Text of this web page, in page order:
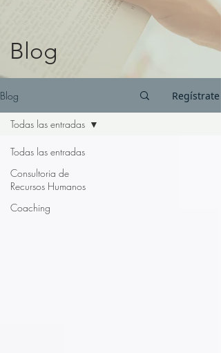
Blog
Blog Regístrate
Todas las entradas
Consultoria de
Recursos Humanos
Coaching
Todas las entradas